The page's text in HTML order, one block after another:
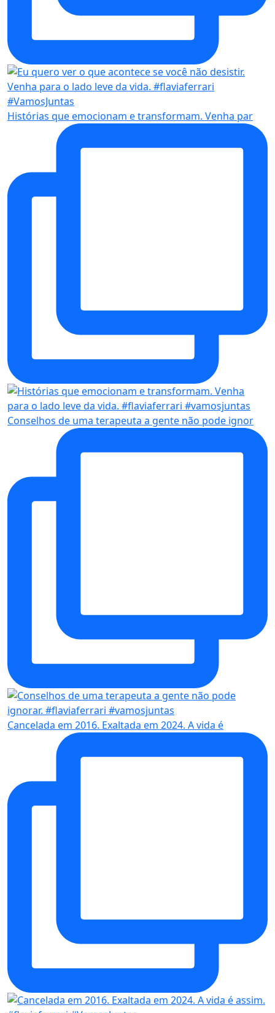
Histórias que emocionam e transformam. Venha par
Conselhos de uma terapeuta a gente não pode ignor
Cancelada em 2016. Exaltada em 2024. A vida é